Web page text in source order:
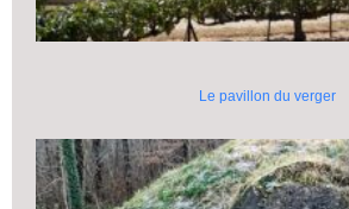
Le pavillon du verger